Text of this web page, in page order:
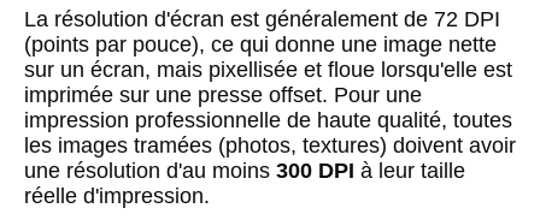
La résolution d'écran est généralement de 72 DPI
(points par pouce), ce qui donne une image nette
sur un écran, mais pixellisée et floue lorsqu'elle est
imprimée sur une presse offset. Pour une
impression professionnelle de haute qualité, toutes
les images tramées (photos, textures) doivent avoir
une résolution d'au moins 300 DPI à leur taille
réelle d'impression.